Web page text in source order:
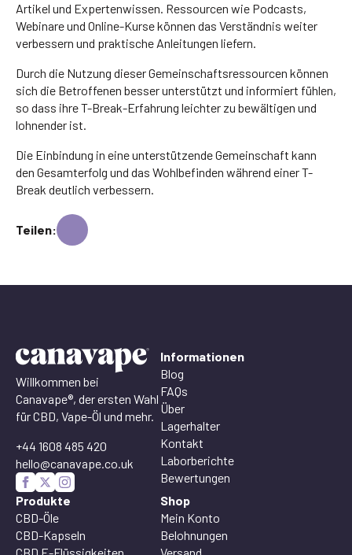
Artikel und Expertenwissen. Ressourcen wie Podcasts,
Webinare und Online-Kurse können das Verständnis weiter
verbessern und praktische Anleitungen liefern.
Durch die Nutzung dieser Gemeinschaftsressourcen können
sich die Betroffenen besser unterstützt und informiert fühlen,
so dass ihre T-Break-Erfahrung leichter zu bewältigen und
lohnender ist.
Die Einbindung in eine unterstützende Gemeinschaft kann
den Gesamterfolg und das Wohlbefinden während einer T-
Break deutlich verbessern.
Teilen:
Willkommen bei
Canavape®, der ersten Wahl
für CBD, Vape-Öl und mehr.
+44 1608 485 420
hello@canavape.co.uk
Informationen
Blog
FAQs
Über
Lagerhalter
Kontakt
Laborberichte
Bewertungen
Produkte
CBD-Öle
CBD-Kapseln
CBD E-Flüssigkeiten
Shop
Mein Konto
Belohnungen
Versand